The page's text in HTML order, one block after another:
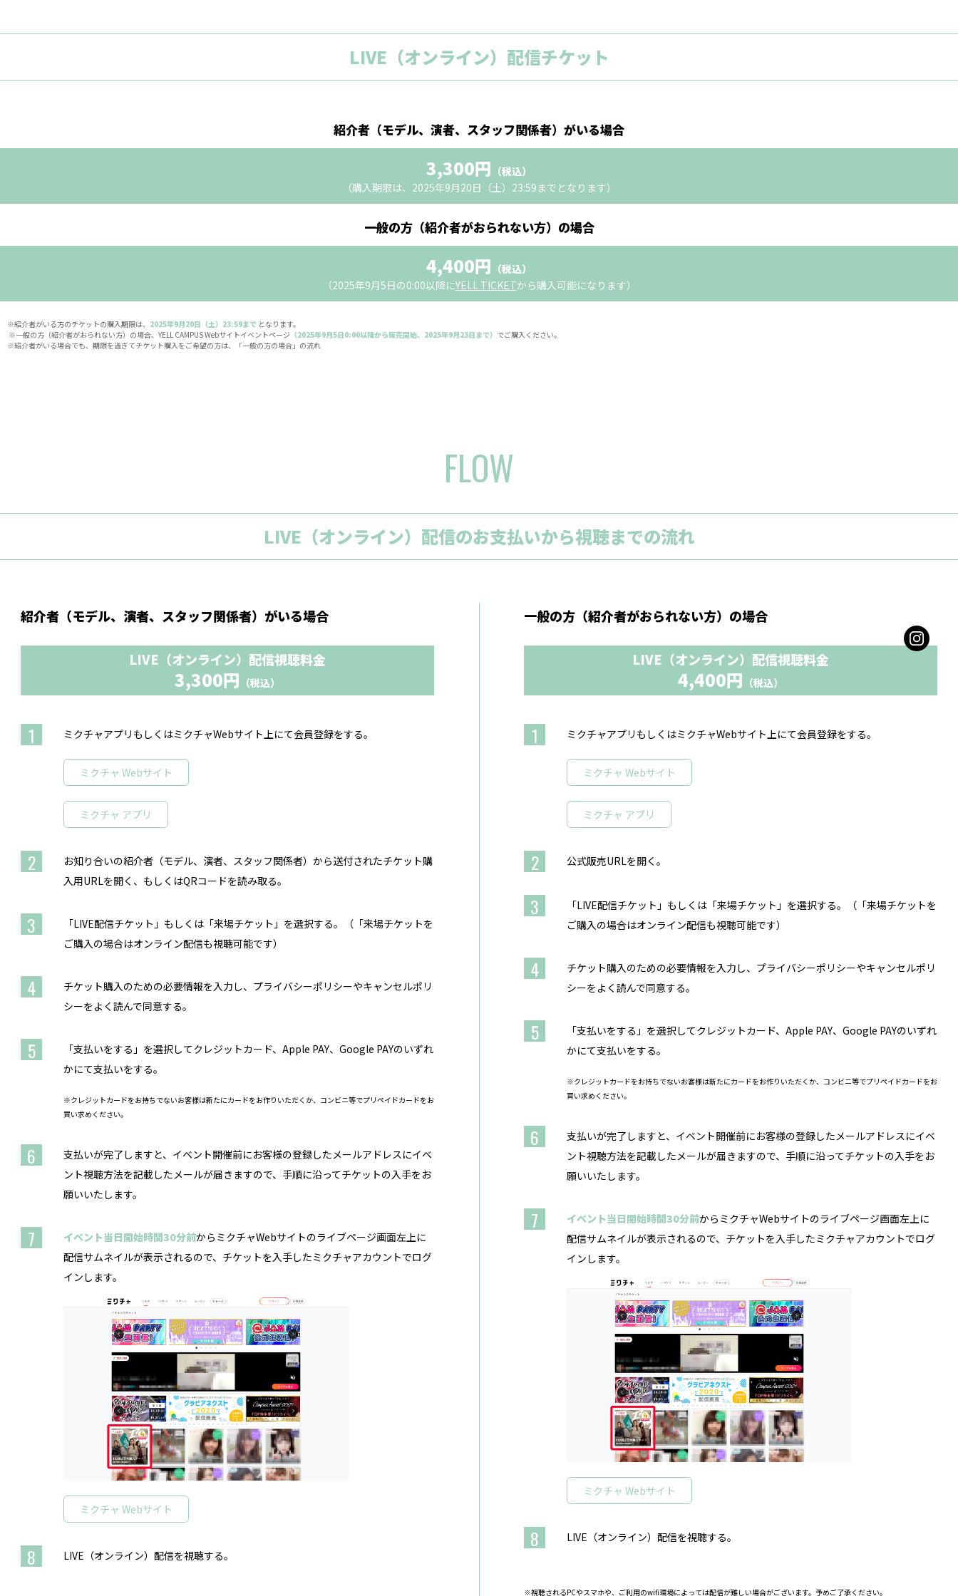
LIVE（オンライン）配信チケット
紹介者（モデル、演者、スタッフ関係者）がいる場合
3,300円 （税込）
（購入期限は、2025年9月20日（土）23:59までとなります）
一般の方（紹介者がおられない方）の場合
4,400円 （税込）
（2025年9月5日の0:00以降にYELL TICKETから購入可能になります）
※紹介者がいる方のチケットの購入期限は、 2025年9月20日（土）23:59まで となります。
※一般の方（紹介者がおられない方）の場合、YELL CAMPUS Webサイトイベントページ （2025年9月5日0:00以降から販売開始、2025年9月23日まで） でご購入ください。
※紹介者がいる場合でも、期限を過ぎてチケット購入をご希望の方は、「一般の方の場合」の流れ
FLOW
LIVE（オンライン）配信のお支払いから視聴までの流れ
紹介者（モデル、演者、スタッフ関係者）がいる場合
LIVE（オンライン）配信視聴料金
3,300円 （税込）
1 ミクチャアプリもしくはミクチャWebサイト上にて会員登録をする。
ミクチャ Webサイト
ミクチャ アプリ
2
お知り合いの紹介者（モデル、演者、スタッフ関係者）から送付されたチケット購
入用URLを開く、もしくはQRコードを読み取る。
3
「LIVE配信チケット」もしくは「来場チケット」を選択する。（「来場チケットを
ご購入の場合はオンライン配信も視聴可能です）
4
チケット購入のための必要情報を入力し、プライバシーポリシーやキャンセルポリ
シーをよく読んで同意する。
5
「支払いをする」を選択してクレジットカード、Apple PAY、Google PAYのいずれ
かにて支払いをする。
※クレジットカードをお持ちでないお客様は新たにカードをお作りいただくか、コンビニ等でプリペイドカードをお
買い求めください。
6
支払いが完了しますと、イベント開催前にお客様の登録したメールアドレスにイベ
ント視聴方法を記載したメールが届きますので、手順に沿ってチケットの入手をお
願いいたします。
7 イベント当日開始時間30分前からミクチャWebサイトのライブページ画面左上に
配信サムネイルが表示されるので、チケットを入手したミクチャアカウントでログ
インします。
ミクチャ Webサイト
8 LIVE（オンライン）配信を視聴する。
一般の方（紹介者がおられない方）の場合
LIVE（オンライン）配信視聴料金
4,400円 （税込）
1 ミクチャアプリもしくはミクチャWebサイト上にて会員登録をする。
ミクチャ Webサイト
ミクチャ アプリ
2 公式販売URLを開く。
3
「LIVE配信チケット」もしくは「来場チケット」を選択する。（「来場チケットを
ご購入の場合はオンライン配信も視聴可能です）
4
チケット購入のための必要情報を入力し、プライバシーポリシーやキャンセルポリ
シーをよく読んで同意する。
5
「支払いをする」を選択してクレジットカード、Apple PAY、Google PAYのいずれ
かにて支払いをする。
※クレジットカードをお持ちでないお客様は新たにカードをお作りいただくか、コンビニ等でプリペイドカードをお
買い求めください。
6
支払いが完了しますと、イベント開催前にお客様の登録したメールアドレスにイベ
ント視聴方法を記載したメールが届きますので、手順に沿ってチケットの入手をお
願いいたします。
7 イベント当日開始時間30分前からミクチャWebサイトのライブページ画面左上に
配信サムネイルが表示されるので、チケットを入手したミクチャアカウントでログ
インします。
ミクチャ Webサイト
8 LIVE（オンライン）配信を視聴する。
※視聴されるPCやスマホや、ご利用のwifi環境によっては配信が難しい場合がございます。予めご了承ください。